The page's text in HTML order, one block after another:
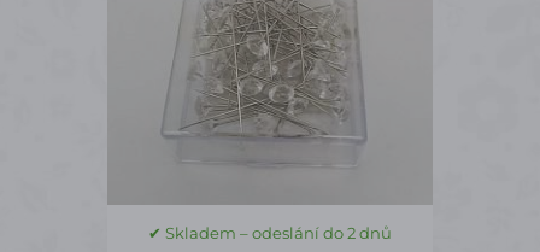
✔ Skladem – odeslání do 2 dnů